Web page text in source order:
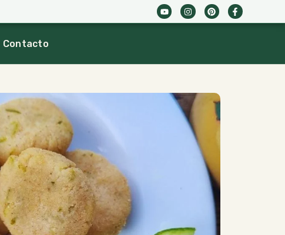
Contacto